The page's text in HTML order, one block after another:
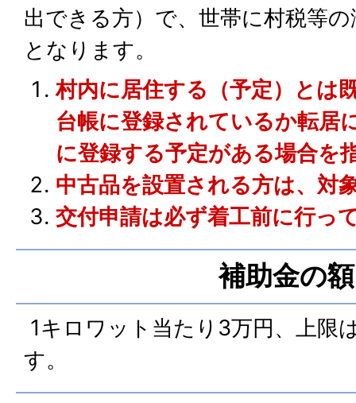
出できる方）で、世帯に村税等
となります。
村内に居住する（予定）とは
台帳に登録されているか転居
に登録する予定がある場合を
中古品を設置される方は、対
交付申請は必ず着工前に行っ
補助金の額
1キロワット当たり3万円、上限
す。